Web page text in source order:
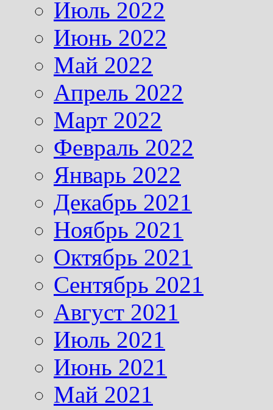
Июль 2022
Июнь 2022
Май 2022
Апрель 2022
Март 2022
Февраль 2022
Январь 2022
Декабрь 2021
Ноябрь 2021
Октябрь 2021
Сентябрь 2021
Август 2021
Июль 2021
Июнь 2021
Май 2021